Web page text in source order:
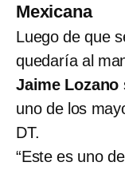
Mexicana
Luego de que
quedaría al
Jaime Lozano
uno de los
DT.
“Este es uno